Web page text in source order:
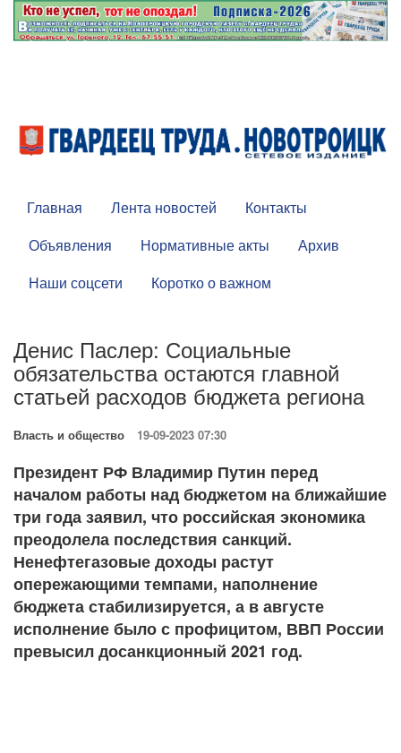
Главная Лента новостей
Контакты
Объявления
Нормативные акты
Архив
Наши соцсети
Коротко о важном
Денис Паслер: Социальные
обязательства остаются главной
статьей расходов бюджета региона
Власть и общество 19-09-2023 07:30
Президент РФ Владимир Путин перед
началом работы над бюджетом на ближайшие
три года заявил, что российская экономика
преодолела последствия санкций.
Ненефтегазовые доходы растут
опережающими темпами, наполнение
бюджета стабилизируется, а в августе
исполнение было с профицитом, ВВП России
превысил досанкционный 2021 год.